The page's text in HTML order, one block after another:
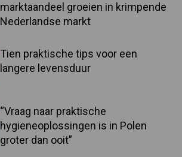
marktaandeel groeien in krimpende
Nederlandse markt
Tien praktische tips voor een
langere levensduur
“Vraag naar praktische
hygieneoplossingen is in Polen
groter dan ooit”